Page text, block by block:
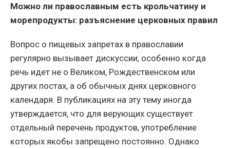
Можно ли православным есть крольчатину и
морепродукты: разъяснение церковных правил
Вопрос о пищевых запретах в православии
регулярно вызывает дискуссии, особенно когда
речь идет не о Великом, Рождественском или
других постах, а об обычных днях церковного
календаря. В публикациях на эту тему иногда
утверждается, что для верующих существует
отдельный перечень продуктов, употребление
которых якобы запрещено постоянно. Однако